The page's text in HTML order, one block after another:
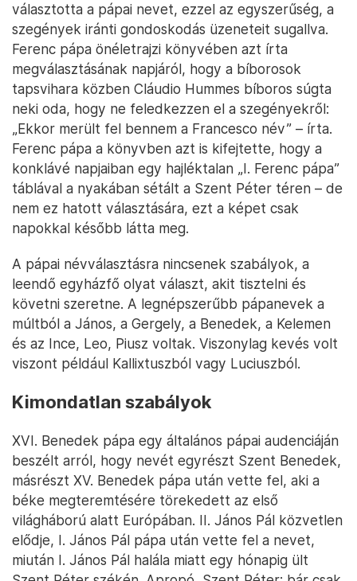
választotta a pápai nevet, ezzel az egyszerűség, a
szegények iránti gondoskodás üzeneteit sugallva.
Ferenc pápa önéletrajzi könyvében azt írta
megválasztásának napjáról, hogy a bíborosok
tapsvihara közben Cláudio Hummes bíboros súgta
neki oda, hogy ne feledkezzen el a szegényekről:
„Ekkor merült fel bennem a Francesco név” – írta.
Ferenc pápa a könyvben azt is kifejtette, hogy a
konklávé napjaiban egy hajléktalan „I. Ferenc pápa”
táblával a nyakában sétált a Szent Péter téren – de
nem ez hatott választására, ezt a képet csak
napokkal később látta meg.
A pápai névválasztásra nincsenek szabályok, a
leendő egyházfő olyat választ, akit tisztelni és
követni szeretne. A legnépszerűbb pápanevek a
múltból a János, a Gergely, a Benedek, a Kelemen
és az Ince, Leo, Piusz voltak. Viszonylag kevés volt
viszont például Kallixtuszból vagy Luciuszból.
Kimondatlan szabályok
XVI. Benedek pápa egy általános pápai audenciáján
beszélt arról, hogy nevét egyrészt Szent Benedek,
másrészt XV. Benedek pápa után vette fel, aki a
béke megteremtésére törekedett az első
világháború alatt Európában. II. János Pál közvetlen
elődje, I. János Pál pápa után vette fel a nevet,
miután I. János Pál halála miatt egy hónapig ült